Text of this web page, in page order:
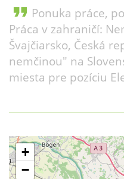
format_quote Ponuka práce,
Práca v zahraničí:
Švajčiarsko, Česká
nemčinou" na
miesta pre pozíciu
+
−